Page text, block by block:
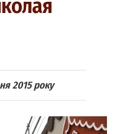
2015 року